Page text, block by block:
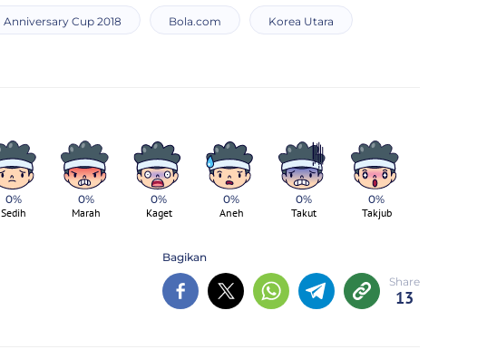
Anniversary Cup 2018 Bola.com Korea Utara
0%
Sedih
0%
Marah
0%
Kaget
0%
Aneh
0%
Takut
0%
Takjub
Bagikan
13